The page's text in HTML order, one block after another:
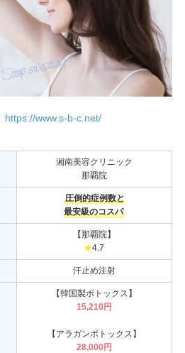
https://www.s-b-c.net/
湘南美容クリニック
那覇院
圧倒的症例数と
最安級のコスパ
【那覇院】
★4.7
汗止め注射
【韓国製ボトックス】
15,210円
【アラガンボトックス】
28,000円